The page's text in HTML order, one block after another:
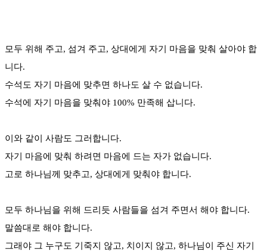
모두 위해 주고, 섬겨 주고, 상대에게 자기 마음을 맞춰 살아야 합
니다.
수석도 자기 마음에 맞추면 하나도 살 수 없습니다.
수석에 자기 마음을 맞춰야 100% 만족해 삽니다.
이와 같이 사람도 그러합니다.
자기 마음에 맞춰 하려면 마음에 드는 자가 없습니다.
고로 하나님께 맞추고, 상대에게 맞춰야 합니다.
모두 하나님을 위해 드리듯 사람들을 섬겨 주면서 해야 합니다.
말씀대로 해야 합니다.
그래야 그 누구도 기죽지 않고, 치이지 않고, 하나님이 주신 자기